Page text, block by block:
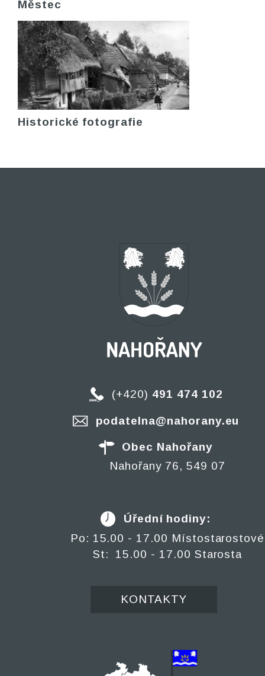
Městec
Historické fotografie
(+420) 491 474 102
podatelna@nahorany.eu
Obec Nahořany
Nahořany 76, 549 07
Úřední hodiny:
Po: 15.00 - 17.00 Místostarostové
St: 15.00 - 17.00 Starosta
KONTAKTY